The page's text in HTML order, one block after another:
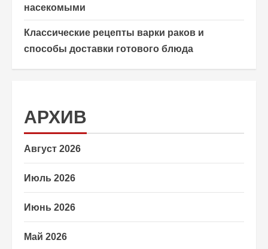
насекомыми
Классические рецепты варки раков и
способы доставки готового блюда
АРХИВ
Август 2026
Июль 2026
Июнь 2026
Май 2026